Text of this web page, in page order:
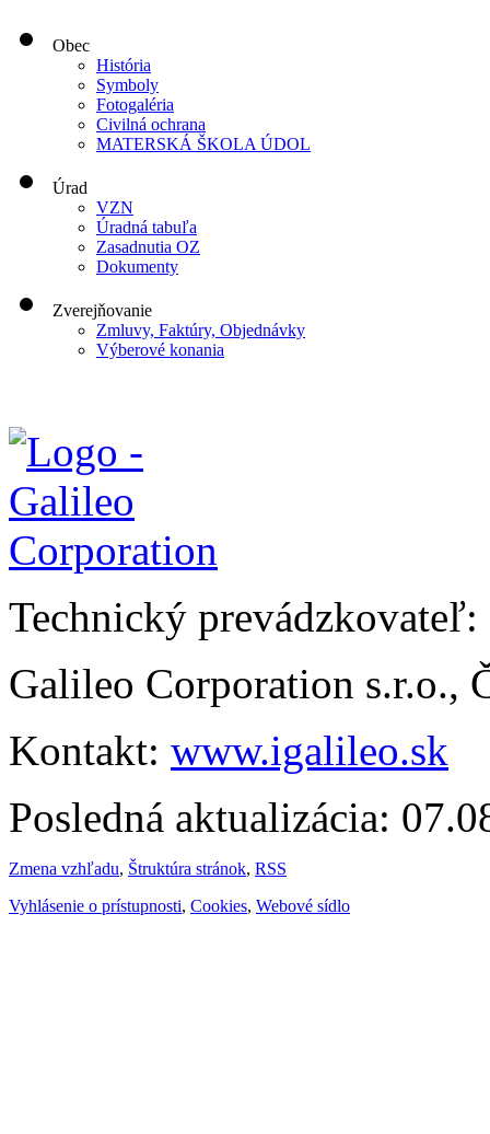
Obec
História
Symboly
Fotogaléria
Civilná ochrana
MATERSKÁ ŠKOLA ÚDOL
Úrad
VZN
Úradná tabuľa
Zasadnutia OZ
Dokumenty
Zverejňovanie
Zmluvy, Faktúry, Objednávky
Výberové konania
Technický prevádzkovateľ:
Galileo Corporation s.r.o.,
Kontakt: www.igalileo.sk
Posledná aktualizácia:
Zmena vzhľadu, Štruktúra stránok, RSS
Vyhlásenie o prístupnosti, Cookies, Webové sídlo